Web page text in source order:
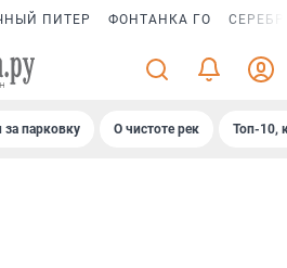
ПИТЕР ФОНТАНКА ГО
парковку О чистоте рек Топ-10,